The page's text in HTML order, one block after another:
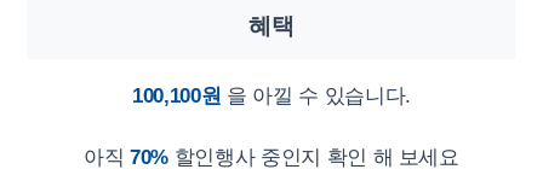
혜택
100,100원 을 아낄 수 있습니다.
아직 70%할인행사 중인지 확인 해 보세요